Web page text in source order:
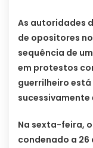
As autoridades
de opositores
sequência de
em protestos
guerrilheiro
Na sexta-feira,
condenado a 26